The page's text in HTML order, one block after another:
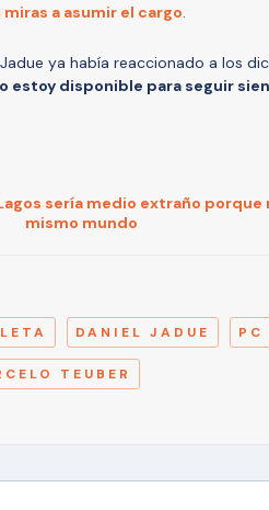
a asumir el cargo.
ya había reaccionado a los
estoy disponible para seguir
sería medio extraño
mismo mundo
DANIEL JADUE PC
TEUBER